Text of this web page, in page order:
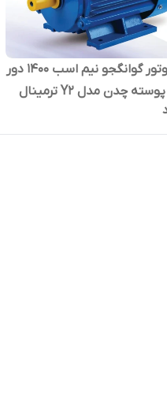
الکتروموتور گوانگجو نیم اسب 1400 دور
سه فاز پوسته چدن مدل Y2 ترمینال